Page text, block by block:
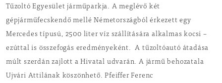
Tűzoltó Egyesület járműparkja. A meglévő két
gépjárműfecskendő mellé Németországból érkezett egy
Mercedes típusú, 2500 liter víz szállítására alkalmas kocsi –
ezúttal is összefogás eredményeként. A tűzoltóautó átadása
múlt szerdán zajlott a Hivatal udvarán. A jármű behozatala
Ujvári Attilának köszönhető. Pfeiffer Ferenc